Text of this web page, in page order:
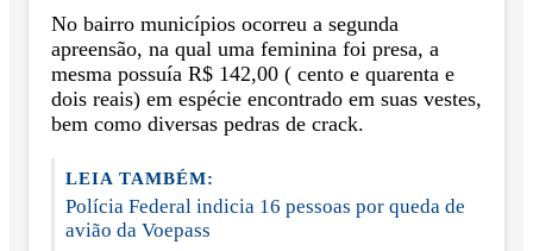
No bairro municípios ocorreu a segunda
apreensão, na qual uma feminina foi presa, a
mesma possuía R$ 142,00 ( cento e quarenta e
dois reais) em espécie encontrado em suas vestes,
bem como diversas pedras de crack.
LEIA TAMBÉM:
Polícia Federal indicia 16 pessoas por queda de
avião da Voepass